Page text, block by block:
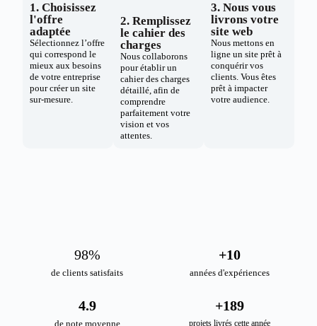
1. Choisissez
l'offre
adaptée
Sélectionnez l’offre
qui correspond le
mieux aux besoins
de votre entreprise
pour créer un site
sur-mesure.
2. Remplissez
le cahier des
charges
Nous collaborons
pour établir un
cahier des charges
détaillé, afin de
comprendre
parfaitement votre
vision et vos
attentes.
3. Nous vous
livrons votre
site web
Nous mettons en
ligne un site prêt à
conquérir vos
clients. Vous êtes
prêt à impacter
votre audience.
de clients satisfaits
98%
années d'expériences
+10
de note moyenne
4.9
projets livrés cette année
+189